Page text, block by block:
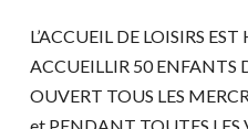
L’ACCUEIL DE LOISIRS
ACCUEILLIR 50 ENFANTS
OUVERT TOUS LES